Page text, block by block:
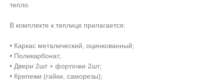
тепло.
В комплекте к теплице прилагается:
• Каркас металический, оцинкованный;
• Поликарбонат;
• Двери 2шт + форточки 2шт;
• Крепежи (гайки, саморезы);